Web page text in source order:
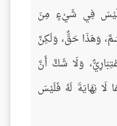
لَيْسَ فِي شَيْءٍ مِنَ
وَهَذَا حَقٌّ، وَلَكِنَّ
وَلَا شَكَّ أَنَّ
لَا نِهَايَةَ لَهُ فَلَيْسَ